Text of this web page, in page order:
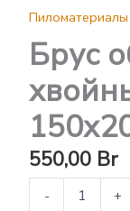
Брус
550,00 Br
- +